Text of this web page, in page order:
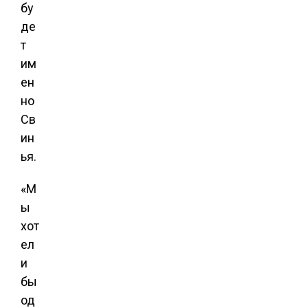
бу
де
т
им
ен
но
Св
ин
ья.
«М
ы
хот
ел
и
бы
од